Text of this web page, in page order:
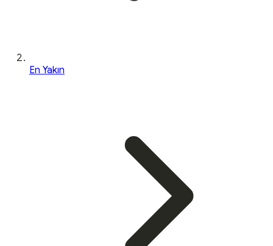
En Yakın